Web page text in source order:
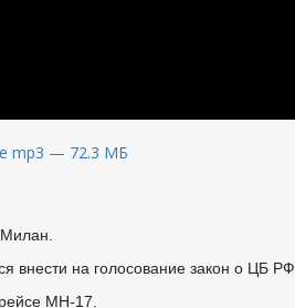
mp3 — 72.3 МБ
внести на голосование закон о ЦБ РФ.
MH-17.